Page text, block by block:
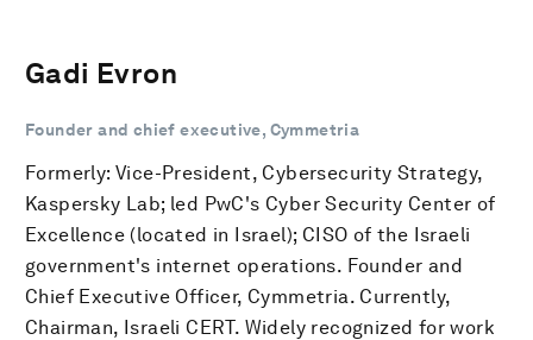
Gadi Evron
Founder and chief executive, Cymmetria
Formerly: Vice-President, Cybersecurity Strategy,
Kaspersky Lab; led PwC's Cyber Security Center of
Excellence (located in Israel); CISO of the Israeli
government's internet operations. Founder and
Chief Executive Officer, Cymmetria. Currently,
Chairman, Israeli CERT. Widely recognized for work